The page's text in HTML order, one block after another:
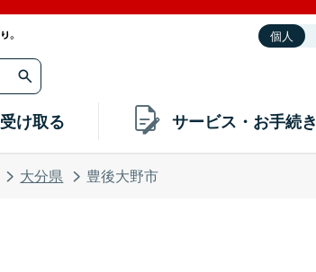
個人
受け取る サービス・お手続き
大分県 豊後大野市